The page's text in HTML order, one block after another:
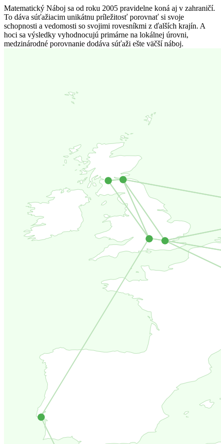
Matematický Náboj sa od roku 2005 pravidelne koná aj v zahraničí.
To dáva súťažiacim unikátnu príležitosť porovnať si svoje
schopnosti a vedomosti so svojimi rovesníkmi z ďalších krajín. A
hoci sa výsledky vyhodnocujú primárne na lokálnej úrovni,
medzinárodné porovnanie dodáva súťaži ešte väčší náboj.